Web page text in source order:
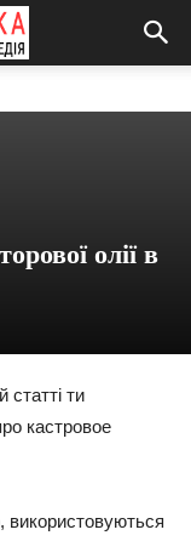
олії в
статті ти
кастровое
використовуються